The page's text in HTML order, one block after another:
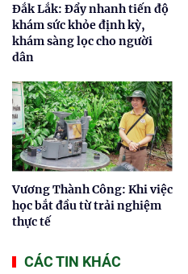
Đắk Lắk: Đẩy nhanh tiến độ
khám sức khỏe định kỳ,
khám sàng lọc cho người
dân
Vương Thành Công: Khi việc
học bắt đầu từ trải nghiệm
thực tế
CÁC TIN KHÁC